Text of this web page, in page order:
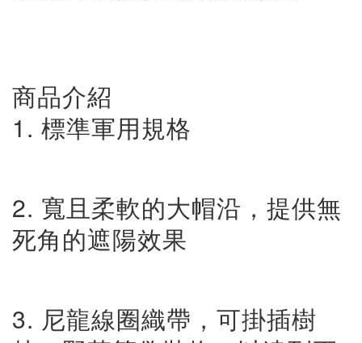
商品介紹
1. 標準軍用規格
2. 寬且柔軟的大帽沿，提供無
死角的遮陽效果
3. 尼龍線圈織帶，可掛插樹